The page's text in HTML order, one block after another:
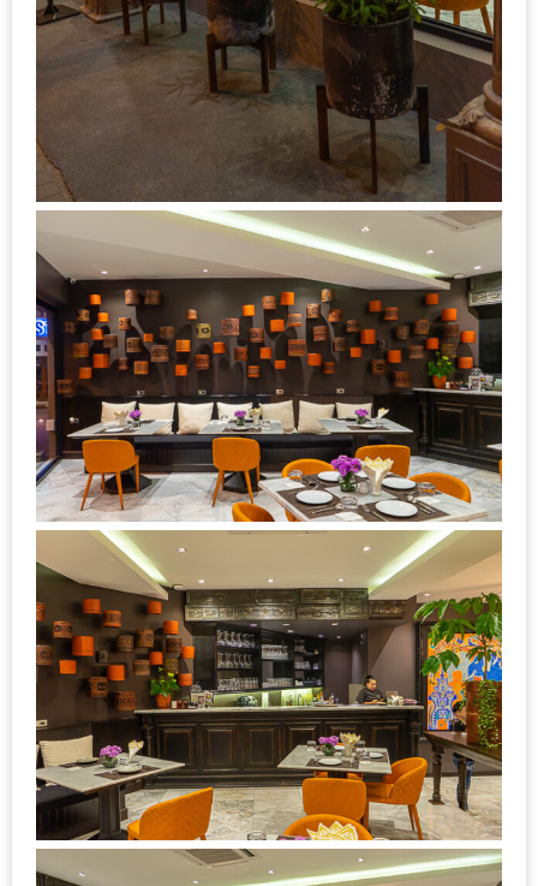
อินน์
เชียงใหม่
PANDA
ทำไม
ไม่
ทำ
อาหาร
ทาน
เอง?
SHOP
TOP
10
รีวิว
ร้าน
อาหาร
ที่
เข้า
ชม
มาก
ที่สุด